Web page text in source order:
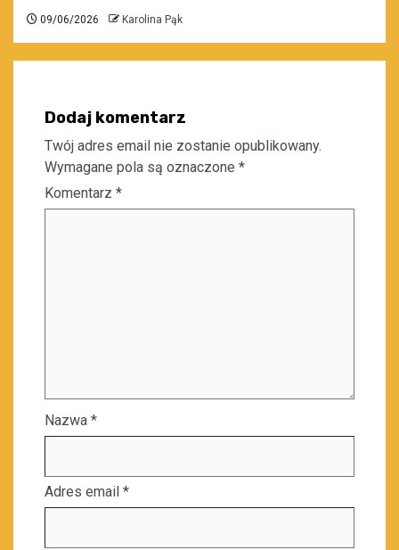
09/06/2026 Karolina Pąk
Dodaj komentarz
Twój adres email nie zostanie opublikowany.
Wymagane pola są oznaczone *
Komentarz *
Nazwa *
Adres email *